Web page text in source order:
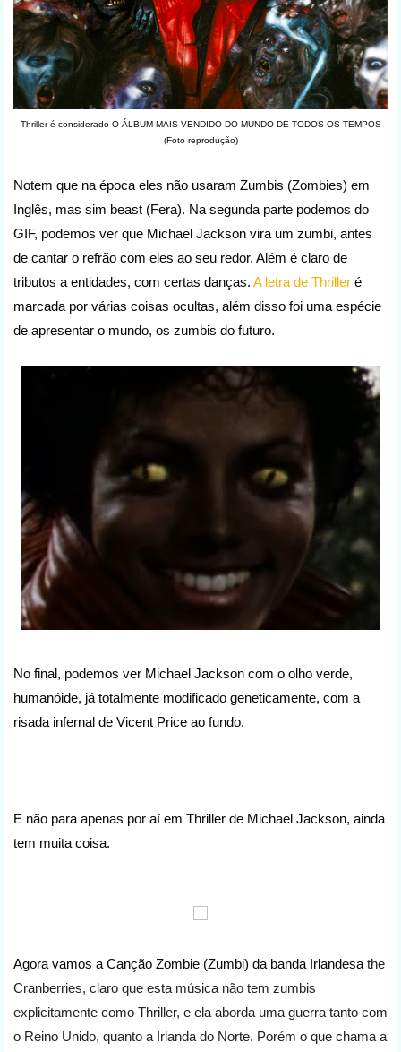
Thriller é considerado O ÁLBUM MAIS VENDIDO DO MUNDO DE TODOS OS TEMPOS
(Foto reprodução)
Notem que na época eles não usaram Zumbis (Zombies) em
Inglês, mas sim beast (Fera). Na segunda parte podemos do
GIF, podemos ver que Michael Jackson vira um zumbi, antes
de cantar o refrão com eles ao seu redor. Além é claro de
tributos a entidades, com certas danças. A letra de Thriller é
marcada por várias coisas ocultas, além disso foi uma espécie
de apresentar o mundo, os zumbis do futuro.
No final, podemos ver Michael Jackson com o olho verde,
humanóide, já totalmente modificado geneticamente, com a
risada infernal de Vicent Price ao fundo.
E não para apenas por aí em Thriller de Michael Jackson, ainda
tem muita coisa.
Agora vamos a Canção Zombie (Zumbi) da banda Irlandesa the
Cranberries, claro que esta música não tem zumbis
explicitamente como Thriller, e ela aborda uma guerra tanto com
o Reino Unido, quanto a Irlanda do Norte. Porém o que chama a